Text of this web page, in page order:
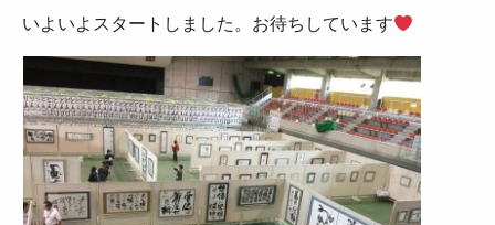
いよいよスタートしました。お待ちしています